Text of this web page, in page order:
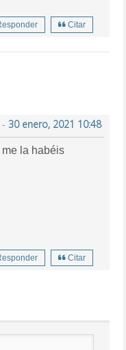
Citar
- 30 enero, 2021 10:48
la habéis
Citar